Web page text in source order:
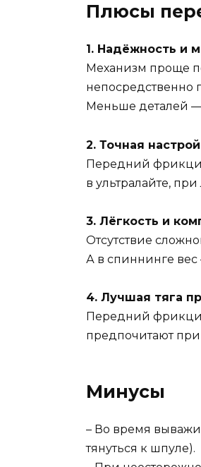
Плюсы
1. Надёжность и
Механизм проще
непосредственно
Меньше деталей
2. Точная
Передний
в ультралайте,
3. Лёгкость и
Отсутствие
А в спиннинге
4. Лучшая тяга
Передний
предпочитают при
Минусы
– Во время
тянуться к шпуле).